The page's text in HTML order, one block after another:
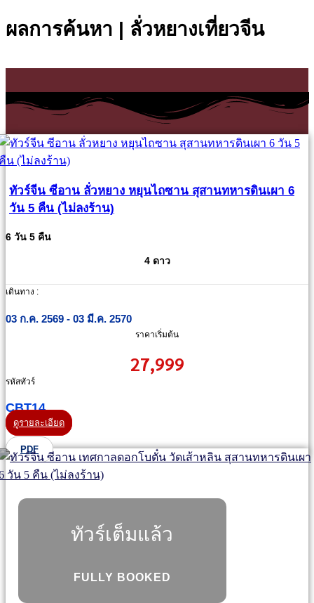
ผลการค้นหา | ลั่วหยางเที่ยวจีน
ทัวร์จีน ซีอาน ลั่วหยาง หยุนไถซาน สุสานทหารดินเผา 6
วัน 5 คืน (ไม่ลงร้าน)
6 วัน 5 คืน
4 ดาว
เดินทาง :
03 ก.ค. 2569 - 03 มี.ค. 2570
ราคาเริ่มต้น
27,999
รหัสทัวร์
CBT14
ดูรายละเอียด
PDF
ทัวร์เต็มแล้ว
FULLY BOOKED